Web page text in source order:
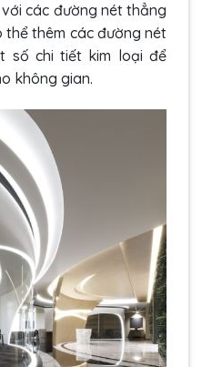
các đường nét thẳng
thể thêm các đường nét
số chi tiết kim loại để
không gian.